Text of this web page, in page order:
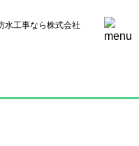
水工事なら株式会社